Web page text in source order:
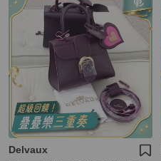
Delvaux